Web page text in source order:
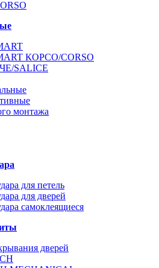
КОРСО/CORSO
SALICE
монтажа
для петель
для дверей
самоклеящиеся
дверей